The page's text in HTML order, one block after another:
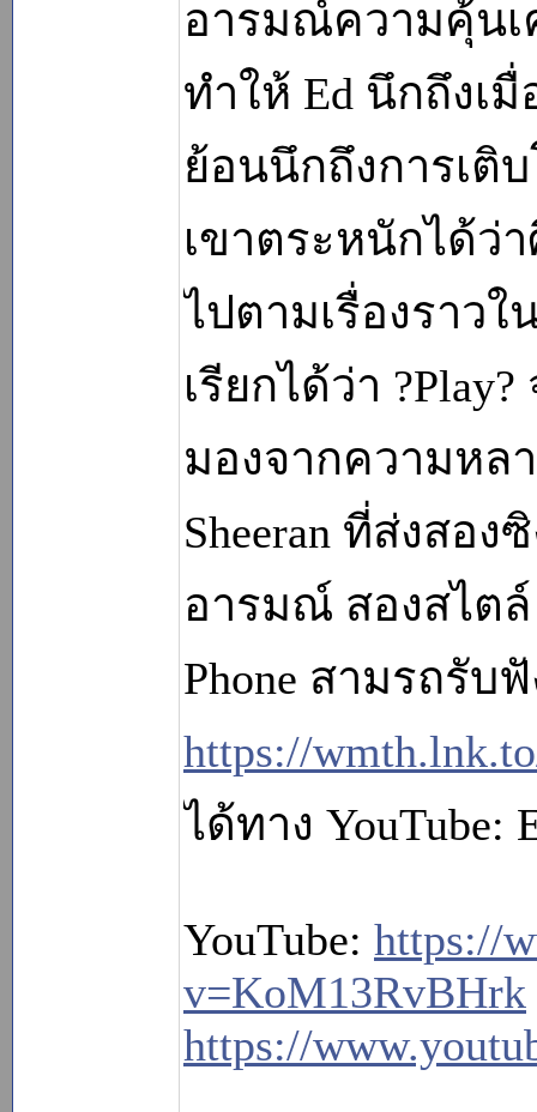
อารมณ์ความคุ้นเค
ทำให้ Ed นึกถึงเ
ย้อนนึกถึงการเติ
เขาตระหนักได้ว่
ไปตามเรื่องราว
เรียกได้ว่า
มองจากความหล
Sheeran ที่ส่งสอ
อารมณ์ สองสไตล์
Phone สามรถรับ
https://
ได้ทาง YouTube:
YouTube: https://
v=KoM13RvBHrk
https://